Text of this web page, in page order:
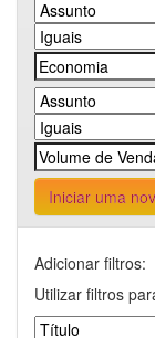
Iniciar uma
Adicionar filtros:
Utilizar filtros